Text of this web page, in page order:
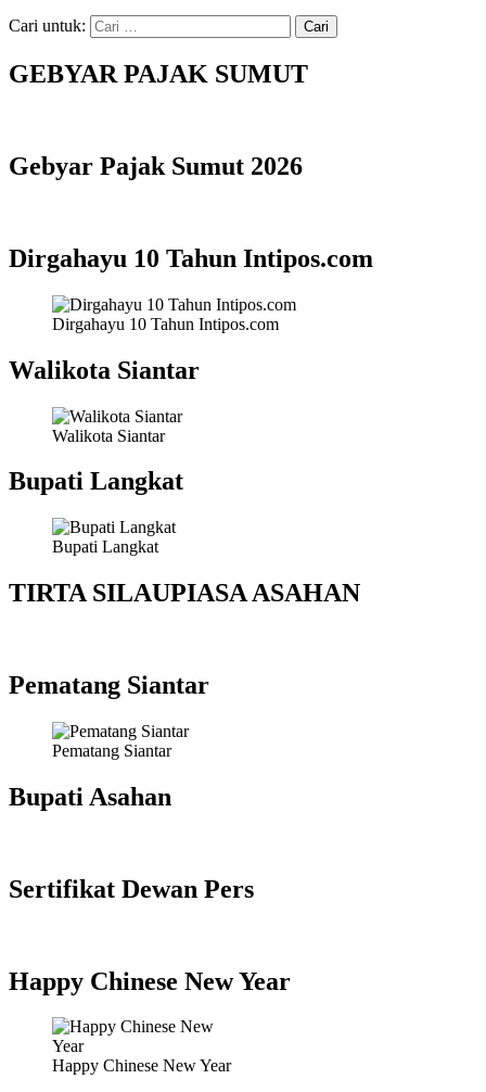
Cari untuk:
GEBYAR PAJAK SUMUT
Gebyar Pajak Sumut 2026
Dirgahayu 10 Tahun Intipos.com
Dirgahayu 10 Tahun Intipos.com
Walikota Siantar
Walikota Siantar
Bupati Langkat
Bupati Langkat
TIRTA SILAUPIASA ASAHAN
Pematang Siantar
Pematang Siantar
Bupati Asahan
Sertifikat Dewan Pers
Happy Chinese New Year
Happy Chinese New Year